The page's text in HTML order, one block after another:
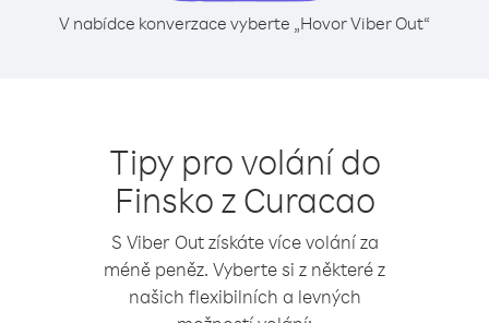
V nabídce konverzace vyberte „Hovor Viber Out“
Tipy pro volání do
Finsko z Curacao
S Viber Out získáte více volání za
méně peněz. Vyberte si z některé z
našich flexibilních a levných